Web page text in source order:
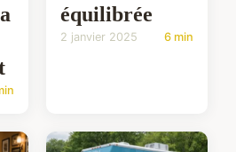
équilibrée
2 janvier 2025 6 min